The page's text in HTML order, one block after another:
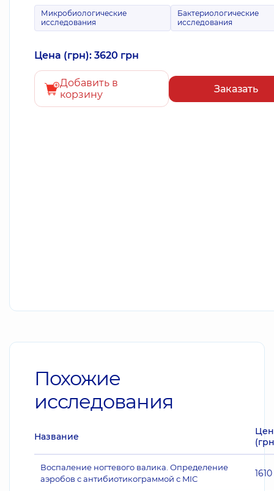
Микробиологические
исследования
Бактериологические
исследования
Цена (грн): 3620 грн
Добавить в
корзину
Заказать
Похожие
исследования
Название
Воспаление ногтевого валика. Определение
аэробов с антибиотикограммой с MIC
1610